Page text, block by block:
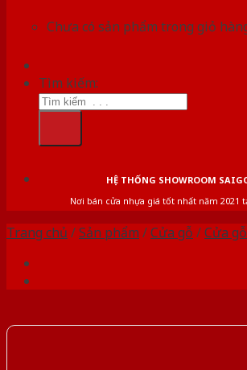
Chưa có sản phẩm trong giỏ
Tìm kiếm:
HỆ THỐNG SHOWROOM
Nơi bán cửa nhựa giá tốt nhất năm 2021
Trang chủ /Sản phẩm /Cửa gỗ /Cửa